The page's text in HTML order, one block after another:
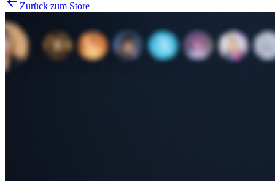
Zurück zum Store